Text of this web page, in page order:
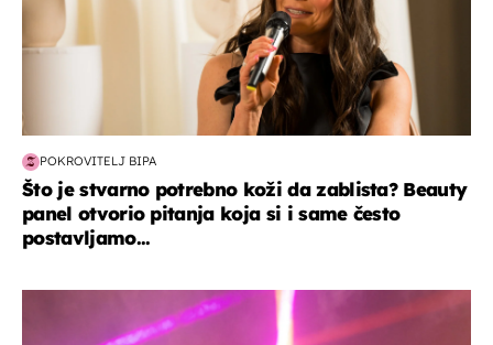
POKROVITELJ BIPA
Što je stvarno potrebno koži da zablista? Beauty
panel otvorio pitanja koja si i same često
postavljamo...